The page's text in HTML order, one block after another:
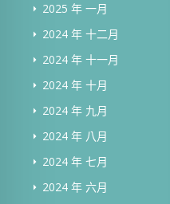
2025 年 一月
2024 年 十二月
2024 年 十一月
2024 年 十月
2024 年 九月
2024 年 八月
2024 年 七月
2024 年 六月